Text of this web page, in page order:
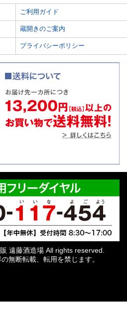
ご利用ガイド
蔵開きのご案内
プライバシーポリシー
遠藤酒造場 All rights reserved.
無断転載、転用を禁じます。